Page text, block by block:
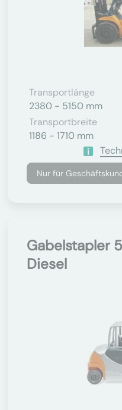
Transportlänge
2380 - 5150 mm
Transportbreite
1186 - 1710 mm
Nur für
Gabelstapler
Diesel